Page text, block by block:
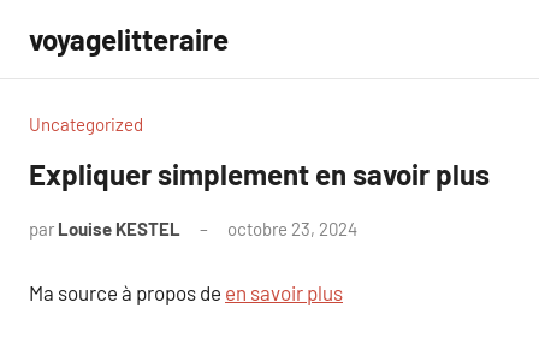
contenu
voyagelitteraire
Uncategorized
Expliquer simplement en savoir plus
par Louise KESTEL octobre 23, 2024
Ma source à propos de en savoir plus